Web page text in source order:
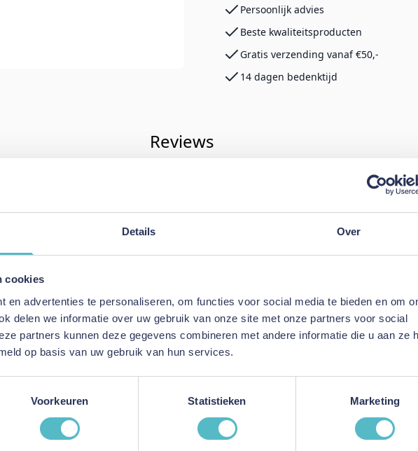
Details Over
cookies
en advertenties te personaliseren, om functies voor social media te bieden en om
delen we informatie over uw gebruik van onze site met onze partners voor social
partners kunnen deze gegevens combineren met andere informatie die u aan ze
op basis van uw gebruik van hun services.
Voorkeuren Statistieken Marketing
Persoonlijk advies
Beste kwaliteitsproducten
Gratis verzending vanaf €50,-
14 dagen bedenktijd
vezel
Reviews
XDream by Brinkhaus
Review
This form is protected by reCAPTCHA - the
Google Privacy Policy
Terms of Service